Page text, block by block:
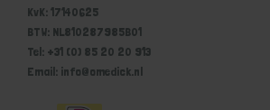
KvK: 17140625
BTW: NL810287985B01
Tel: +31 (0) 85 20 20 913
Email: info@omedick.nl